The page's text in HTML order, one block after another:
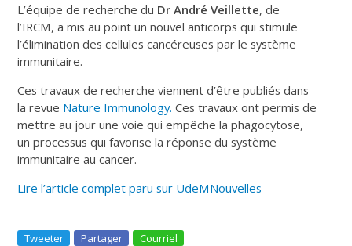
L’équipe de recherche du Dr André Veillette, de
l’IRCM, a mis au point un nouvel anticorps qui stimule
l’élimination des cellules cancéreuses par le système
immunitaire.
Ces travaux de recherche viennent d’être publiés dans
la revue Nature Immunology. Ces travaux ont permis de
mettre au jour une voie qui empêche la phagocytose,
un processus qui favorise la réponse du système
immunitaire au cancer.
Lire l’article complet paru sur UdeMNouvelles
Tweeter Partager Courriel